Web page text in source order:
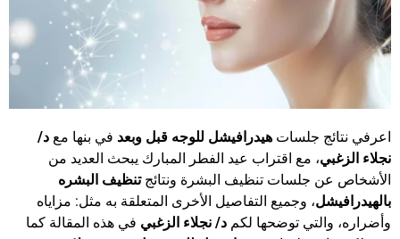
اعرفي نتائج جلسات هيدرافيشل للوجه قبل وبعد في بنها مع د/
نجلاء الزغبي، مع اقتراب عيد الفطر المبارك يبحث العديد من
الأشخاص عن جلسات تنظيف البشرة ونتائجتنظيف البشره
بالهيدرافيشل، وجميع التفاصيل الأخرى المتعلقة به مثل: مزاياه
وأضراره، والتي توضحها لكم د/ نجلاء الزغبي في هذه المقالة كما